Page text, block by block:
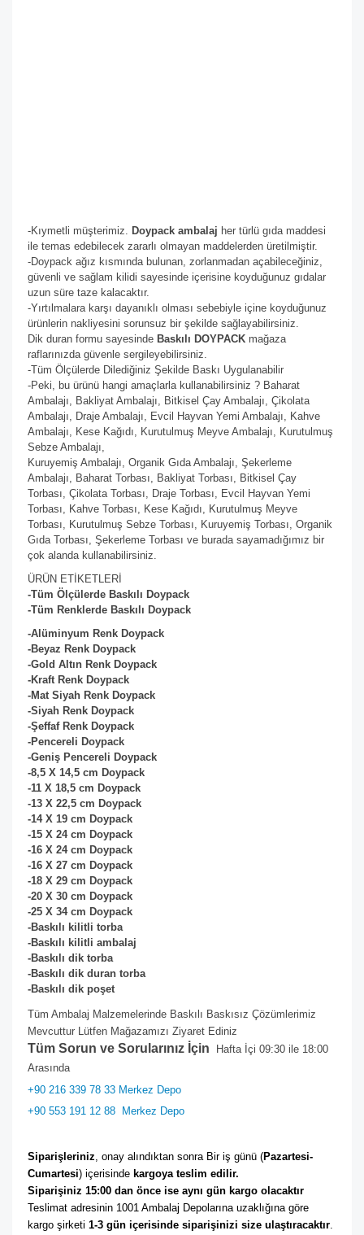
-Kıymetli müşterimiz. Doypack ambalaj her türlü gıda maddesi
ile temas edebilecek zararlı olmayan maddelerden üretilmiştir.
-Doypack ağız kısmında bulunan, zorlanmadan açabileceğiniz,
güvenli ve sağlam kilidi sayesinde içerisine koyduğunuz gıdalar
uzun süre taze kalacaktır.
-Yırtılmalara karşı dayanıklı olması sebebiyle içine koyduğunuz
ürünlerin nakliyesini sorunsuz bir şekilde sağlayabilirsiniz.
Dik duran formu sayesinde Baskılı DOYPACK mağaza
raflarınızda güvenle sergileyebilirsiniz.
-Tüm Ölçülerde Dilediğiniz Şekilde Baskı Uygulanabilir
-Peki, bu ürünü hangi amaçlarla kullanabilirsiniz ? Baharat
Ambalajı, Bakliyat Ambalajı, Bitkisel Çay Ambalajı, Çikolata
Ambalajı, Draje Ambalajı, Evcil Hayvan Yemi Ambalajı, Kahve
Ambalajı, Kese Kağıdı, Kurutulmuş Meyve Ambalajı, Kurutulmuş
Sebze Ambalajı,
Kuruyemiş Ambalajı, Organik Gıda Ambalajı, Şekerleme
Ambalajı, Baharat Torbası, Bakliyat Torbası, Bitkisel Çay
Torbası, Çikolata Torbası, Draje Torbası, Evcil Hayvan Yemi
Torbası, Kahve Torbası, Kese Kağıdı, Kurutulmuş Meyve
Torbası, Kurutulmuş Sebze Torbası, Kuruyemiş Torbası, Organik
Gıda Torbası, Şekerleme Torbası ve burada sayamadığımız bir
çok alanda kullanabilirsiniz.
ÜRÜN ETİKETLERİ
-Tüm Ölçülerde Baskılı Doypack
-Tüm Renklerde Baskılı Doypack
-Alüminyum Renk Doypack
-Beyaz Renk Doypack
-Gold Altın Renk Doypack
-Kraft Renk Doypack
-Mat Siyah Renk Doypack
-Siyah Renk Doypack
-Şeffaf Renk Doypack
-Pencereli Doypack
-Geniş Pencereli Doypack
-8,5 X 14,5 cm Doypack
-11 X 18,5 cm Doypack
-13 X 22,5 cm Doypack
-14 X 19 cm Doypack
-15 X 24 cm Doypack
-16 X 24 cm Doypack
-16 X 27 cm Doypack
-18 X 29 cm Doypack
-20 X 30 cm Doypack
-25 X 34 cm Doypack
-Baskılı kilitli torba
-Baskılı kilitli ambalaj
-Baskılı dik torba
-Baskılı dik duran torba
-Baskılı dik poşet
Tüm Ambalaj Malzemelerinde Baskılı Baskısız Çözümlerimiz
Mevcuttur Lütfen Mağazamızı Ziyaret Ediniz
Tüm Sorun ve Sorularınız İçin Hafta İçi 09:30 ile 18:00
Arasında
+90 216 339 78 33 Merkez Depo
+90 553 191 12 88 Merkez Depo
Siparişleriniz, onay alındıktan sonra Bir iş günü (Pazartesi-
Cumartesi) içerisinde kargoya teslim edilir.
Siparişiniz 15:00 dan önce ise aynı gün kargo olacaktır
Teslimat adresinin 1001 Ambalaj Depolarına uzaklığına göre
kargo şirketi 1-3 gün içerisinde siparişinizi size ulaştıracaktır.